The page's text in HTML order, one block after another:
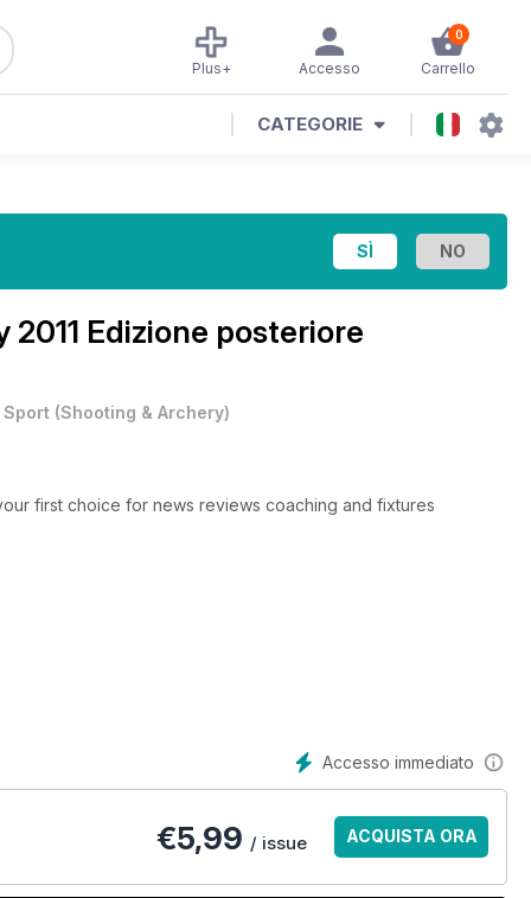
0
Carrello
Accesso
Plus+
CATEGORIE
2011 Edizione posteriore
Sport (Shooting & Archery)
first choice for news reviews coaching and fixtures
Accesso immediato
€5,99 / issue ACQUISTA ORA